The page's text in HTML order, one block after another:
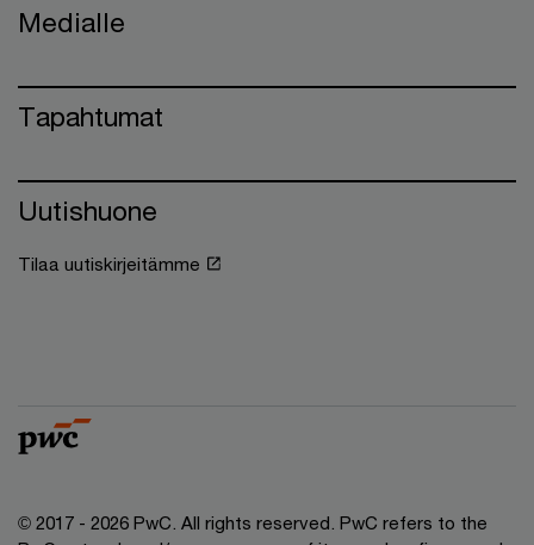
Medialle
Tapahtumat
Uutishuone
Tilaa uutiskirjeitämme
© 2017 - 2026 PwC. All rights reserved. PwC refers to the